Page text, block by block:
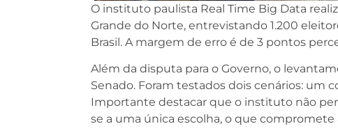
O instituto paulista Real Time Big Data
Grande do Norte, entrevistando 1.200
Brasil. A margem de erro é de 3 pontos
Além da disputa para o Governo, o
Senado. Foram testados dois cenários: um
Importante destacar que o instituto não
se a uma única escolha, o que